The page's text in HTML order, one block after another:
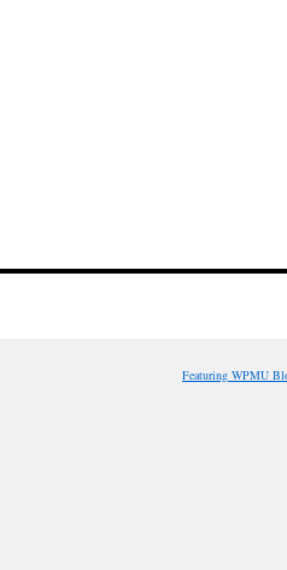
Featuring WPMU